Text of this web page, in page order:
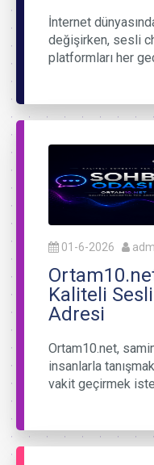
İnternet
değişirken, sesli
platformları her
01-6-2026
Kaliteli
Adresi
Ortam10.net,
insanlarla
vakit geçirmek